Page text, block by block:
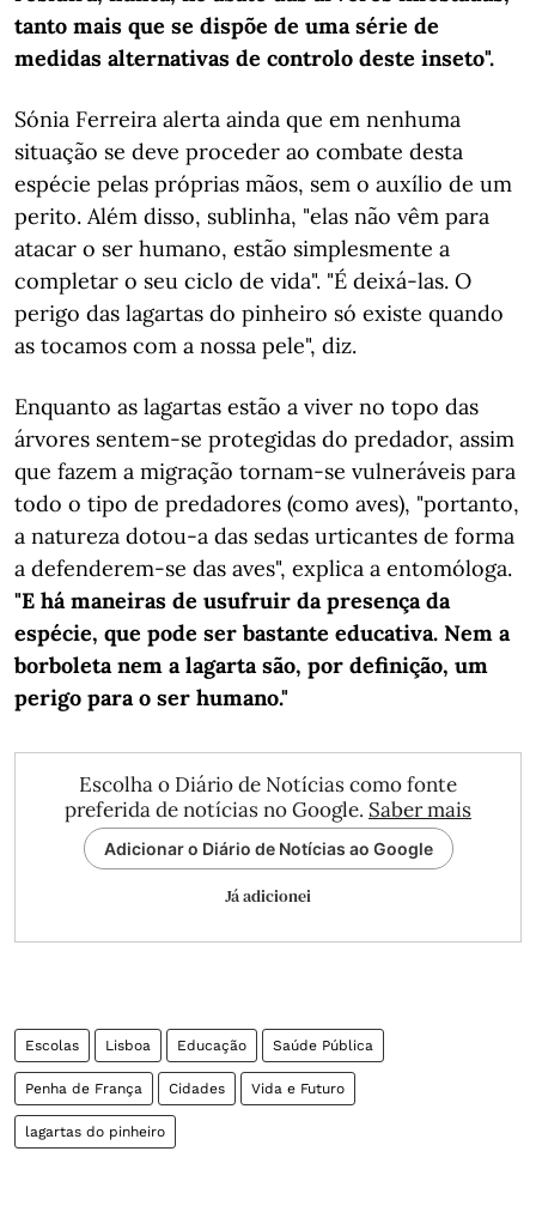
tanto mais que se dispõe de uma série de
medidas alternativas de controlo deste inseto".
Sónia Ferreira alerta ainda que em nenhuma
situação se deve proceder ao combate desta
espécie pelas próprias mãos, sem o auxílio de um
perito. Além disso, sublinha, "elas não vêm para
atacar o ser humano, estão simplesmente a
completar o seu ciclo de vida". "É deixá-las. O
perigo das lagartas do pinheiro só existe quando
as tocamos com a nossa pele", diz.
Enquanto as lagartas estão a viver no topo das
árvores sentem-se protegidas do predador, assim
que fazem a migração tornam-se vulneráveis para
todo o tipo de predadores (como aves), "portanto,
a natureza dotou-a das sedas urticantes de forma
a defenderem-se das aves", explica a entomóloga.
"E há maneiras de usufruir da presença da
espécie, que pode ser bastante educativa. Nem a
borboleta nem a lagarta são, por definição, um
perigo para o ser humano."
Escolha o Diário de Notícias como fonte
preferida de notícias no Google. Saber mais
Adicionar o Diário de Notícias ao Google
Já adicionei
Escolas Lisboa Educação Saúde Pública
Penha de França Cidades Vida e Futuro
lagartas do pinheiro